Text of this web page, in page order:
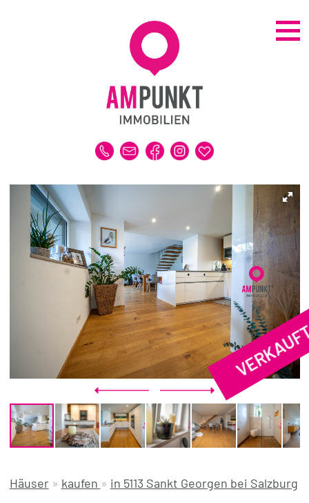
ALLE IMMOBILIEN
GEWERBE
DUBAI-IMMOBILIEN
REFERENZEN
MERKLISTE
VERKAUFEN | VERMIETEN
IMMOBILIENBEWERTUNG
REFERENZEN
ÜBER UNS
WISSENSWERTES
FÜR KÄUFER
FÜR VERKÄUFER
Häuser» kaufen » in 5113 Sankt Georgen bei Salzburg